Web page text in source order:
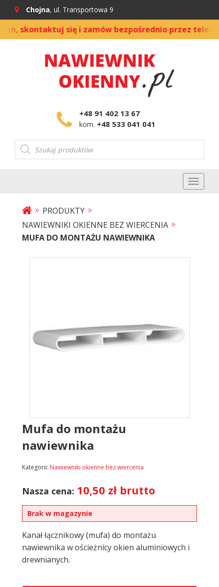
Chojna, ul. Transportowa 9
się i zamów bezpośrednio przez telefon
+48 91 402 13 67
kom. +48 533 041 041
Wyszukiwarka
produktów
Toggle
» PRODUKTY »
NAWIEWNIKI OKIENNE BEZ WIERCENIA »
MUFA DO MONTAŻU NAWIEWNIKA
Mufa do montażu
nawiewnika
Kategorii: Nawiewniki okienne bez wiercenia
Nasza cena: 10,50 zł brutto
Brak w magazynie
Kanał łącznikowy (mufa) do montażu
nawiewnika w ościeżnicy okien aluminiowych i
drewnianych.